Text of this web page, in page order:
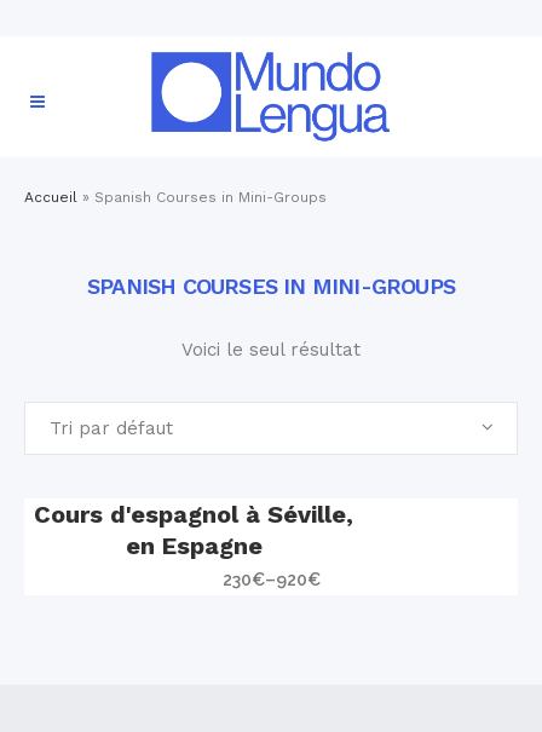
Accueil » Spanish Courses in Mini-Groups
SPANISH COURSES IN MINI-GROUPS
Voici le seul résultat
Tri par défaut
Cours d'espagnol à Séville,
en Espagne
230€–920€